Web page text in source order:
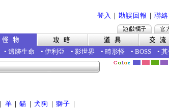
登入 ｜ 勘誤回報 ｜ 聯
• 遺跡生命 • 伊利亞 • 影世界 • 畸形怪 • BOSS •
｜ 羊 ｜貓 ｜ 犬狗 ｜ 獅子 ｜